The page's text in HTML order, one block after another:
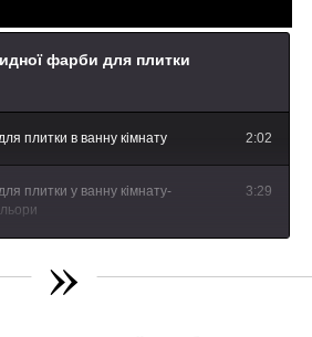
фарби для плитки
плитки в ванну кімнату 2:02
плитки у ванну кімнату-
3:29
»